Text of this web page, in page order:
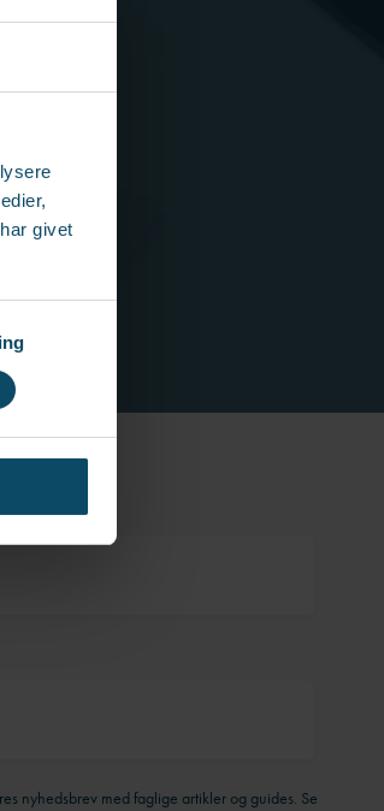
givet
Men
nyhedsbrev med faglige artikler og guides. Se